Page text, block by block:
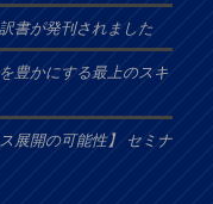
書が発刊されました
豊かにする最上のスキ
展開の可能性】 セミナ